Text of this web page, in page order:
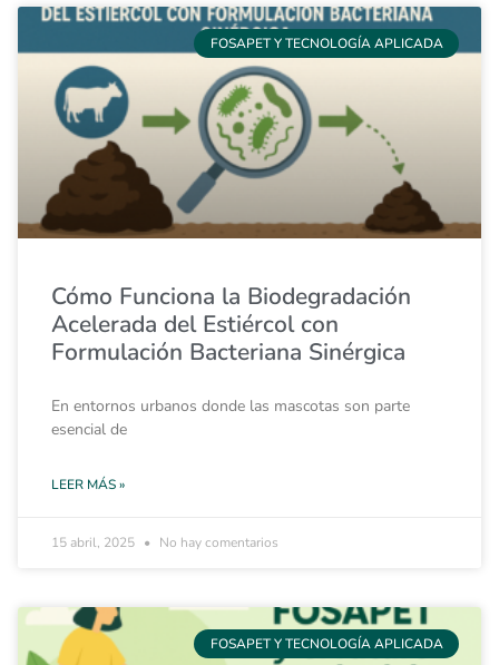
FOSAPET Y TECNOLOGÍA APLICADA
Cómo Funciona la Biodegradación
Acelerada del Estiércol con
Formulación Bacteriana Sinérgica
En entornos urbanos donde las mascotas son parte
esencial de
LEER MÁS »
15 abril, 2025 No hay comentarios
FOSAPET Y TECNOLOGÍA APLICADA